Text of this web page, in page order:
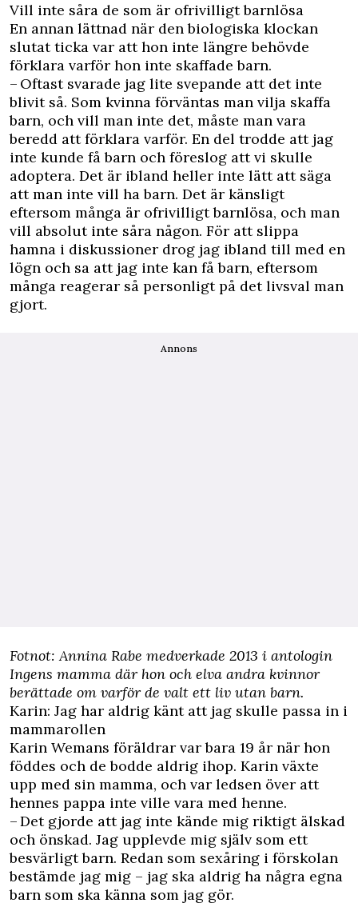
Vill inte såra de som är ofrivilligt barnlösa
En annan lättnad när den biologiska klockan
slutat ticka var att hon inte längre behövde
förklara varför hon inte skaffade barn.
– Oftast svarade jag lite svepande att det inte
blivit så. Som kvinna förväntas man vilja skaffa
barn, och vill man inte det, måste man vara
beredd att förklara varför. En del trodde att jag
inte kunde få barn och föreslog att vi skulle
adoptera. Det är ibland heller inte lätt att säga
att man inte vill ha barn. Det är känsligt
eftersom många är ofrivilligt barnlösa, och man
vill absolut inte såra någon. För att slippa
hamna i diskussioner drog jag ibland till med en
lögn och sa att jag inte kan få barn, eftersom
många reagerar så personligt på det livsval man
gjort.
Annons
Fotnot: Annina Rabe medverkade 2013 i antologin
Ingens mamma där hon och elva andra kvinnor
berättade om varför de valt ett liv utan barn.
Karin: Jag har aldrig känt att jag skulle passa in i
mammarollen
Karin Wemans föräldrar var bara 19 år när hon
föddes och de bodde aldrig ihop. Karin växte
upp med sin mamma, och var ledsen över att
hennes pappa inte ville vara med henne.
– Det gjorde att jag inte kände mig riktigt älskad
och önskad. Jag upplevde mig själv som ett
besvärligt barn. Redan som sexåring i förskolan
bestämde jag mig – jag ska aldrig ha några egna
barn som ska känna som jag gör.